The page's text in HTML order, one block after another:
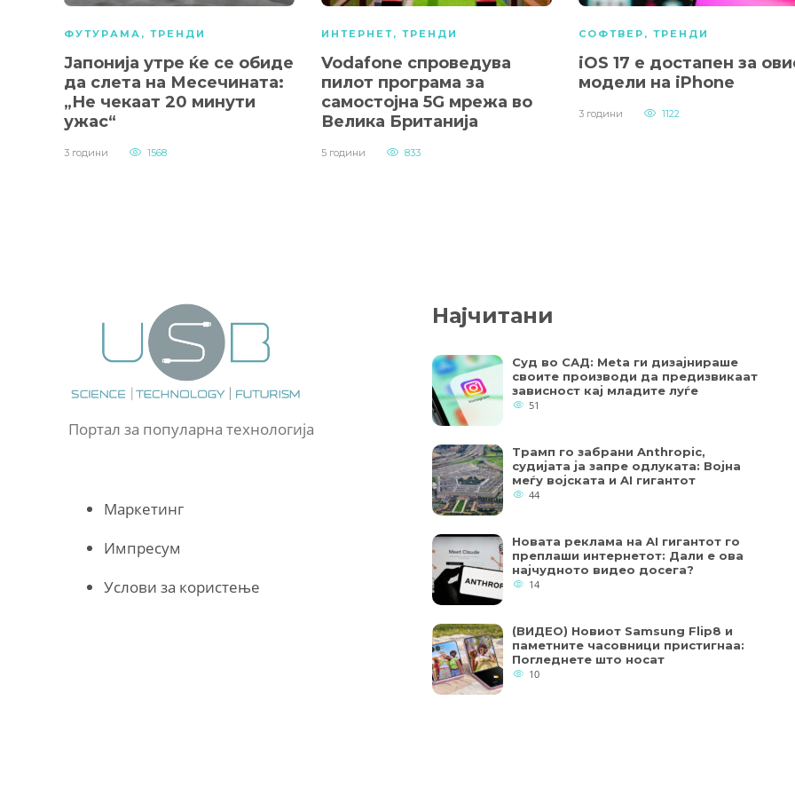
ФУТУРАМА , ТРЕНДИ
Јапонија утре ќе се обиде
да слета на Месечината:
„Не чекаат 20 минути
ужас“
3 години 1568
ИНТЕРНЕТ, ТРЕНДИ
Vodafone спроведува
пилот програма за
самостојна 5G мрежа во
Велика Британија
5 години 833
СОФТВЕР , ТРЕНДИ
iOS 17 е достапен за
модели на iPhone
3 години 1122
Портал за популарна технологија
Маркетинг
Импресум
Услови за користење
Најчитани
Суд во САД: Meta ги дизајнираше
своите производи да предизвикаат
зависност кај младите луѓе
51
Трамп го забрани Anthropic,
судијата ја запре одлуката: Војна
меѓу војската и AI гигантот
44
Новата реклама на AI гигантот го
преплаши интернетот: Дали е ова
најчудното видео досега?
14
(ВИДЕО) Новиот Samsung Flip8 и
паметните часовници пристигнаа:
Погледнете што носат
10